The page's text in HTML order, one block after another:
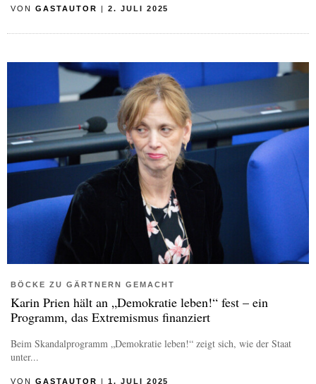
VON GASTAUTOR 2. JULI 2025
BÖCKE ZU GÄRTNERN GEMACHT
Karin Prien hält an „Demokratie leben!“ fest – ein
Programm, das Extremismus finanziert
Beim Skandalprogramm „Demokratie leben!“ zeigt sich, wie der Staat
unter...
VON GASTAUTOR | 1. JULI 2025